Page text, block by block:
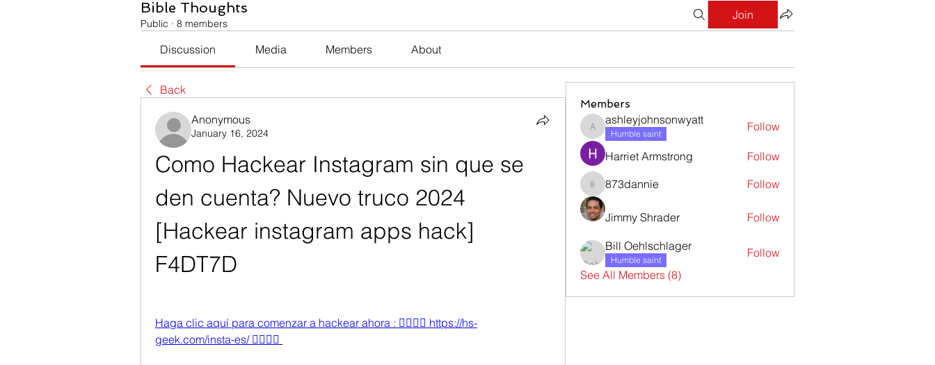
Bible Thoughts
Public · 8 members
Join
Discussion Media Members About
Back
Anonymous
January 16, 2024
Como Hackear Instagram sin que se
den cuenta? Nuevo truco 2024
[Hackear instagram apps hack]
F4DT7D
Haga clic aquí para comenzar a hackear ahora : 👉🏻👉🏻 https://hs-
geek.com/insta-es/ 👈🏻👈🏻
Members
ashleyjohnsonwyatt
ashleyjohnsonwyatt
Humble saint
Follow
Harriet Armstrong Follow
873dannie
873dannie Follow
Jimmy Shrader Follow
Bill Oehlschlager
Humble saint
Follow
See All Members (8)